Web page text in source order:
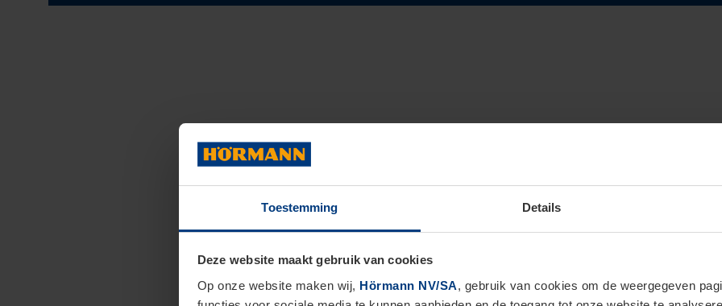
Toestemming Details
Deze website maakt gebruik van cookies
Op onze website maken wij, Hörmann NV/SA, gebruik van cookies om de weergegeven